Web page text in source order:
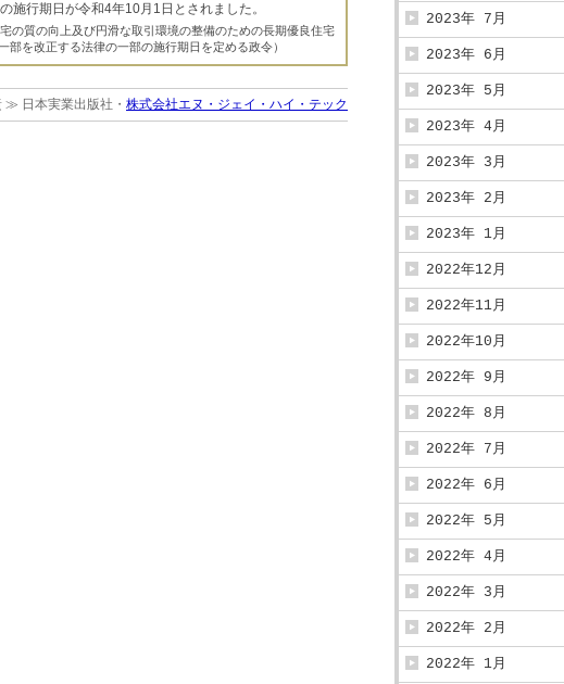
施行期日が令和4年10月1日とされました。
の質の向上及び円滑な取引環境の整備のための長期優良住宅
部を改正する法律の一部の施行期日を定める政令）
≫ 日本実業出版社・ 株式会社エヌ・ジェイ・ハイ・テック
2023年 7月
2023年 6月
2023年 5月
2023年 4月
2023年 3月
2023年 2月
2023年 1月
2022年12月
2022年11月
2022年10月
2022年 9月
2022年 8月
2022年 7月
2022年 6月
2022年 5月
2022年 4月
2022年 3月
2022年 2月
2022年 1月